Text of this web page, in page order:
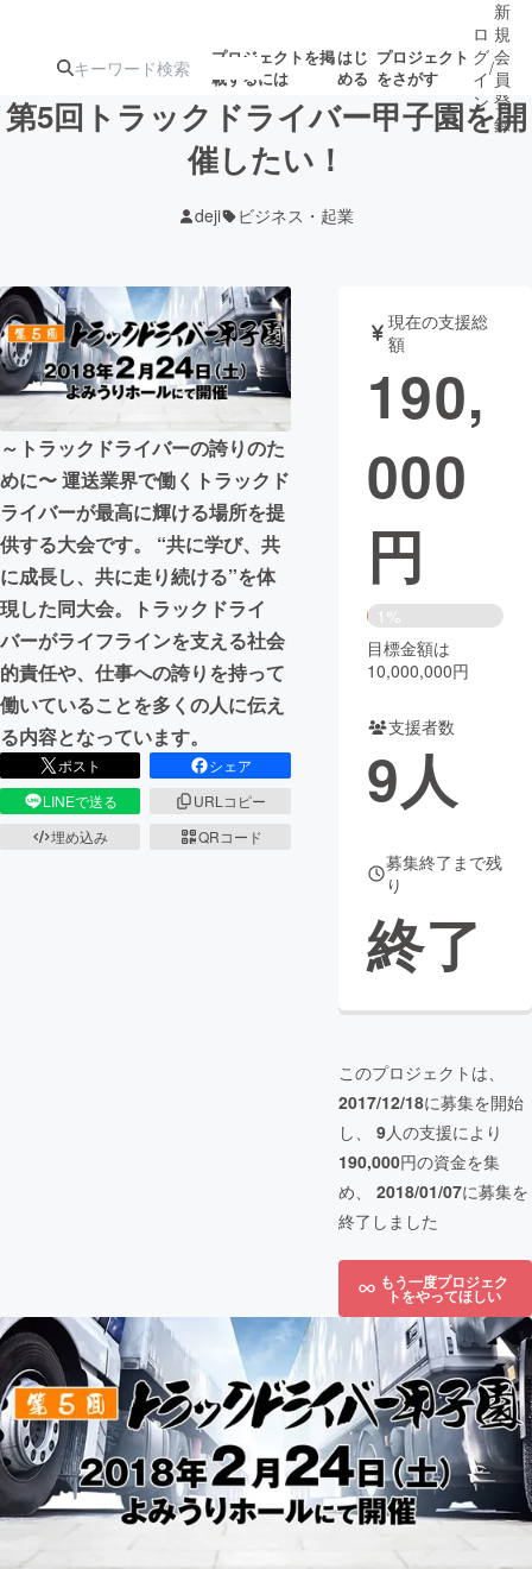
プロジェクトを掲
載するには
はじ
める
プロジェクト
をさがす
ジェクト
募集終了が近いプ
ロジェクト
アート・写真 音楽
テクノロジー・ガジェット ゲーム・サ
映像・映画
ビジネス・起業
まちづくり・地域活性化
CAMPFIRE for Social Good
CAMPFIRE Creation
CAMPFIREふるさと納税machi-ya コミュニティ
ロ
グ
イ
ン
/
新
規
会
員
登
録
第5回トラックドライバー甲子園を開
催したい！
deji ビジネス・起業
～トラックドライバーの誇りのた
めに〜 運送業界で働くトラックド
ライバーが最高に輝ける場所を提
供する大会です。 “共に学び、共
に成長し、共に走り続ける”を体
現した同大会。トラックドライ
バーがライフラインを支える社会
的責任や、仕事への誇りを持って
働いていることを多くの人に伝え
る内容となっています。
ポスト
シェア
LINEで送る
URLコピー
埋め込み
QRコード
現在の支援総
額
190,
000
円
1%
目標金額は
10,000,000円
支援者数
9人
募集終了まで残
り
終了
このプロジェクトは、
2017/12/18に募集を開始
し、 9人の支援により
190,000円の資金を集
め、 2018/01/07に募集を
終了しました
もう一度プロジェク
トをやってほしい